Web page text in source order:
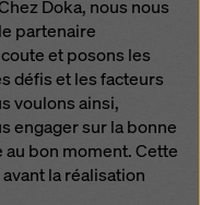
Doka, nous nous
partenaire
et posons les
défis et les facteurs
voulons ainsi,
engager sur la bonne
bon moment. Cette
la réalisation